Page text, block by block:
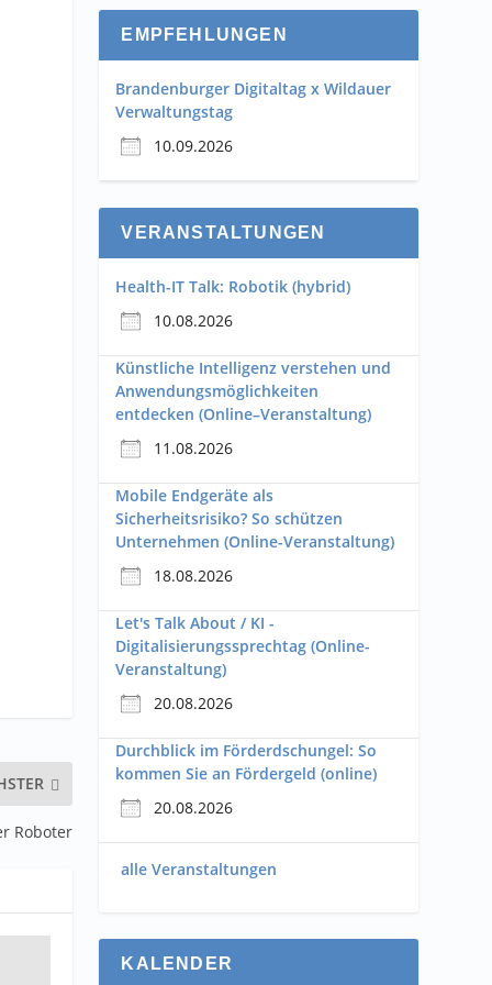
Roboter
EMPFEHLUNGEN
Brandenburger Digitaltag x Wildauer
Verwaltungstag
10.09.2026
VERANSTALTUNGEN
Health-IT Talk: Robotik (hybrid)
10.08.2026
Künstliche Intelligenz verstehen und
Anwendungsmöglichkeiten
entdecken (Online–Veranstaltung)
11.08.2026
Mobile Endgeräte als
Sicherheitsrisiko? So schützen
Unternehmen (Online-Veranstaltung)
18.08.2026
Let's Talk About / KI -
Digitalisierungssprechtag (Online-
Veranstaltung)
20.08.2026
Durchblick im Förderdschungel: So
kommen Sie an Fördergeld (online)
20.08.2026
alle Veranstaltungen
KALENDER